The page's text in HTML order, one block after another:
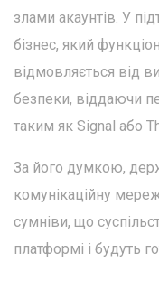
злами акаунтів. У
бізнес, який
відмовляється від
безпеки, віддаючи
таким як Signal або
За його думкою,
комунікаційну
сумніви, що
платформі і будуть